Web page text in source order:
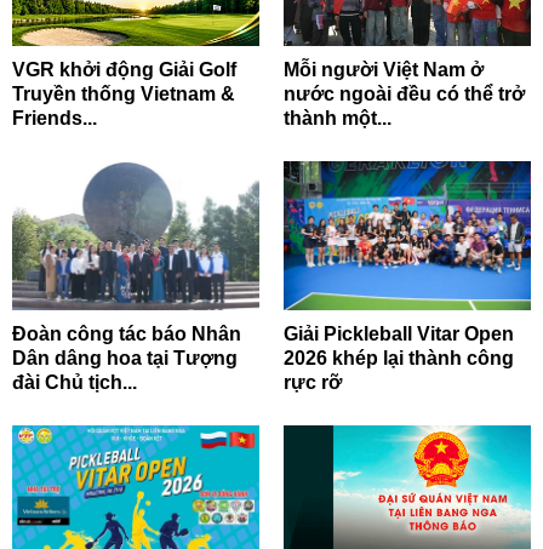
VGR khởi động Giải Golf
Truyền thống Vietnam &
Friends...
Mỗi người Việt Nam ở
nước ngoài đều có thể trở
thành một...
Đoàn công tác báo Nhân
Dân dâng hoa tại Tượng
đài Chủ tịch...
Giải Pickleball Vitar Open
2026 khép lại thành công
rực rỡ